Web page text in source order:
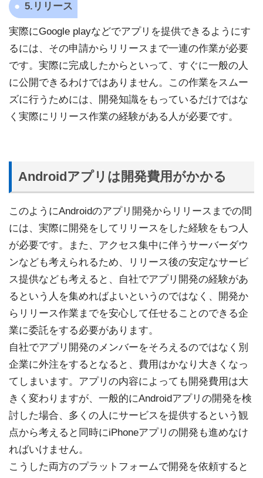
5.リリース
実際にGoogle playなどでアプリを提供できるようにす
るには、その申請からリリースまで一連の作業が必要
です。実際に完成したからといって、すぐに一般の人
に公開できるわけではありません。この作業をスムー
ズに行うためには、開発知識をもっているだけではな
く実際にリリース作業の経験がある人が必要です。
Androidアプリは開発費用がかかる
このようにAndroidのアプリ開発からリリースまでの間
には、実際に開発をしてリリースをした経験をもつ人
が必要です。また、アクセス集中に伴うサーバーダウ
ンなども考えられるため、リリース後の安定なサービ
ス提供なども考えると、自社でアプリ開発の経験があ
るという人を集めればよいというのではなく、開発か
らリリース作業までを安心して任せることのできる企
業に委託をする必要があります。
自社でアプリ開発のメンバーをそろえるのではなく別
企業に外注をするとなると、費用はかなり大きくなっ
てしまいます。アプリの内容によっても開発費用は大
きく変わりますが、一般的にAndroidアプリの開発を検
討した場合、多くの人にサービスを提供するという観
点から考えると同時にiPhoneアプリの開発も進めなけ
ればいけません。
こうした両方のプラットフォームで開発を依頼すると